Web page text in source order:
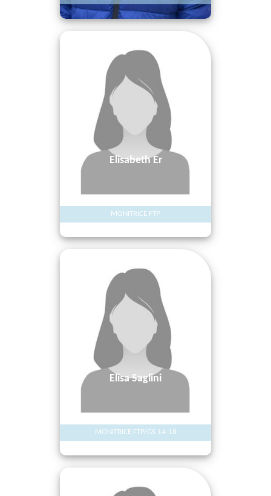
Elisabeth Er
MONITRICE FTP
Elisa Saglini
MONITRICE FTP/GS 14-18